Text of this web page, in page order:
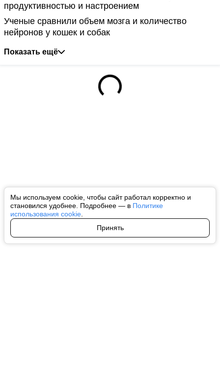
Мы используем cookie, чтобы сайт работал корректно и
становился удобнее. Подробнее — в Политике
использования cookie
Принять
продуктивностью и настроением
Ученые сравнили объем мозга и количество
нейронов у кошек и собак
Показать ещё